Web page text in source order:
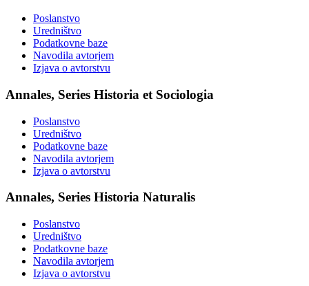
Poslanstvo
Uredništvo
Podatkovne baze
Navodila avtorjem
Izjava o avtorstvu
Annales, Series Historia et Sociologia
Poslanstvo
Uredništvo
Podatkovne baze
Navodila avtorjem
Izjava o avtorstvu
Annales, Series Historia Naturalis
Poslanstvo
Uredništvo
Podatkovne baze
Navodila avtorjem
Izjava o avtorstvu